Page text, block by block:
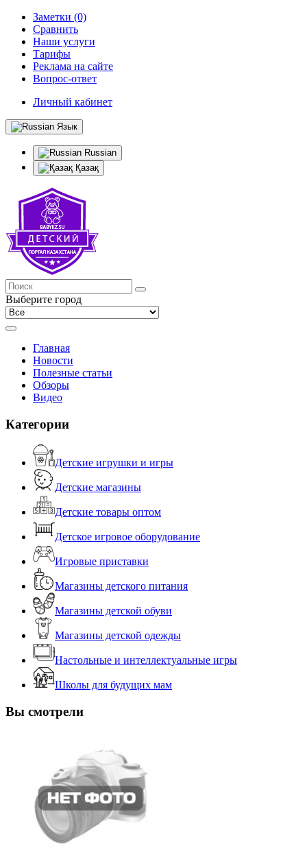
Заметки (0)
Сравнить
Наши услуги
Тарифы
Реклама на сайте
Вопрос-ответ
Личный кабинет
Язык
Russian
Қазақ
Выберите город
Главная
Новости
Полезные статьи
Обзоры
Видео
Категории
Детские игрушки и игры
Детские магазины
Детские товары оптом
Детское игровое оборудование
Игровые приставки
Магазины детского питания
Магазины детской обуви
Магазины детской одежды
Настольные и интеллектуальные игры
Школы для будущих мам
Вы смотрели